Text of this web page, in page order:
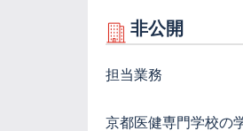
非公開
担当業務
京都医健専門学校の